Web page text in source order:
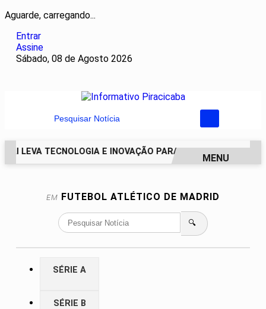
Aguarde, carregando...
Entrar
Assine
Sábado, 08 de Agosto 2026
Pesquisar Notícia
LEVA TECNOLOGIA E INOVAÇÃO PARA ESTUDANTES DA
MENU
EM FUTEBOL ATLÉTICO DE MADRID
🔍
SÉRIE A
SÉRIE B